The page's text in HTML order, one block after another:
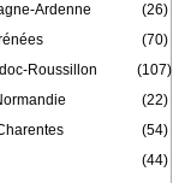
Ardenne
(26)
(70)
Roussillon
(107)
(22)
(54)
(44)